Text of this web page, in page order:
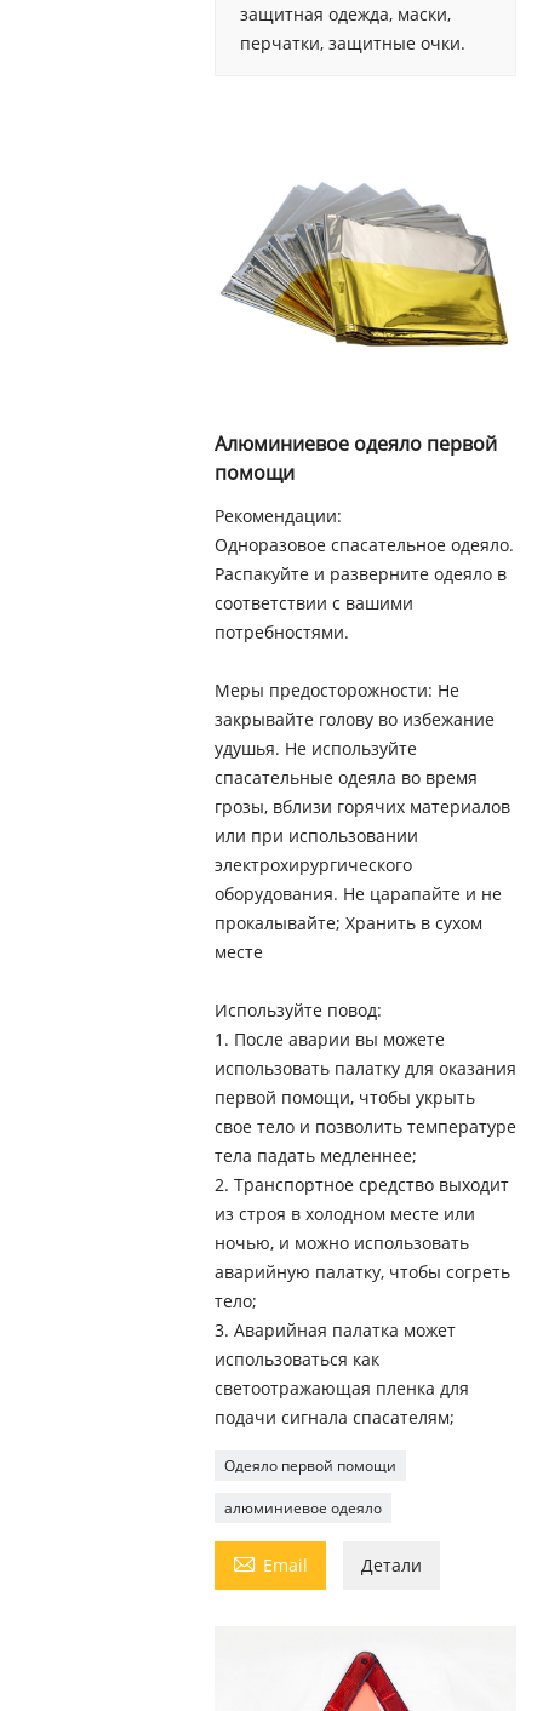
защитная одежда, маски,
перчатки, защитные очки.
Алюминиевое одеяло первой
помощи
Рекомендации:
Одноразовое спасательное одеяло.
Распакуйте и разверните одеяло в
соответствии с вашими
потребностями.
Меры предосторожности: Не
закрывайте голову во избежание
удушья. Не используйте
спасательные одеяла во время
грозы, вблизи горячих материалов
или при использовании
электрохирургического
оборудования. Не царапайте и не
прокалывайте; Хранить в сухом
месте
Используйте повод:
1. После аварии вы можете
использовать палатку для оказания
первой помощи, чтобы укрыть
свое тело и позволить температуре
тела падать медленнее;
2. Транспортное средство выходит
из строя в холодном месте или
ночью, и можно использовать
аварийную палатку, чтобы согреть
тело;
3. Аварийная палатка может
использоваться как
светоотражающая пленка для
подачи сигнала спасателям;
Одеяло первой помощи
алюминиевое одеяло
 Email Детали